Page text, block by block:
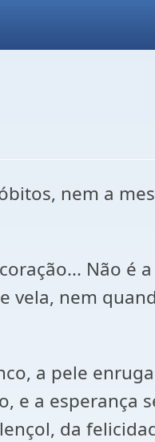
nem a
Não é
vela, nem
a pele
e a esperança
da